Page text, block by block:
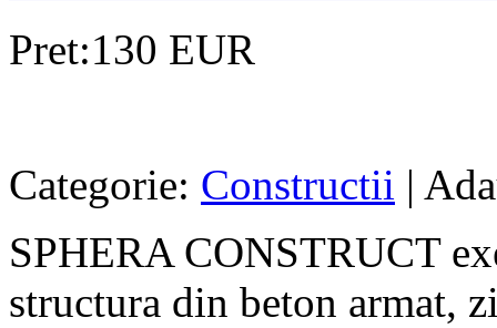
Pret:130 EUR
Categorie: Constructii |
SPHERA CONSTRUCT
structura din beton armat,